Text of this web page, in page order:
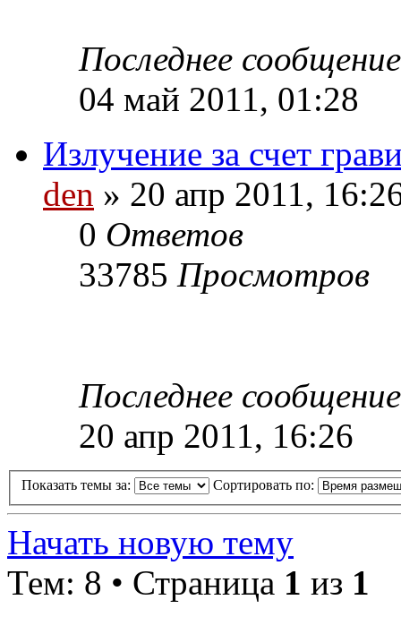
Последнее
04 май 2011, 01:28
Излучение за счет
den » 20 апр 2011,
0 Ответов
33785 Просмотров
Последнее
20 апр 2011, 16:26
Показать темы за: Сортировать по:
Начать новую тему
Тем: 8 • Страница 1 из 1